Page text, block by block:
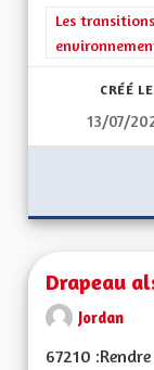
Filtrer les
Les
CRÉÉ LE
13/07/
Drapeau
Jordan
67210